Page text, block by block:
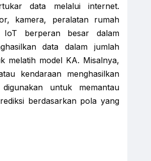
data melalui internet.
kamera, peralatan rumah
IoT berperan besar dalam
data dalam jumlah
melatih model KA. Misalnya,
kendaraan menghasilkan
untuk memantau
berdasarkan pola yang